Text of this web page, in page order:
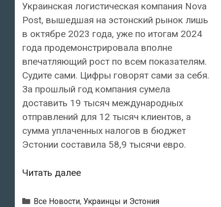
Украинская логистическая компания Nova
Post, вышедшая на эстонский рынок лишь
в октябре 2023 года, уже по итогам 2024
года продемонстрировала вполне
впечатляющий рост по всем показателям.
Судите сами. Цифры говорят сами за себя.
За прошлый год компания сумела
доставить 19 тысяч международных
отправлений для 12 тысяч клиентов, а
сумма уплаченных налогов в бюджет
Эстонии составила 58,9 тысячи евро.
Читать далееУкраинская
компания
Рубрики
Все Новости, Украинцы и Эстония